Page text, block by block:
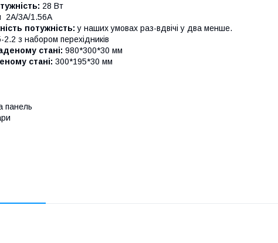
28 Вт
2A/3A/1.56A
потужність: у наших умовах раз-вдвічі у два менше.
2.2 з набором перехідників
стані: 980*300*30 мм
стані: 300*195*30 мм
панель